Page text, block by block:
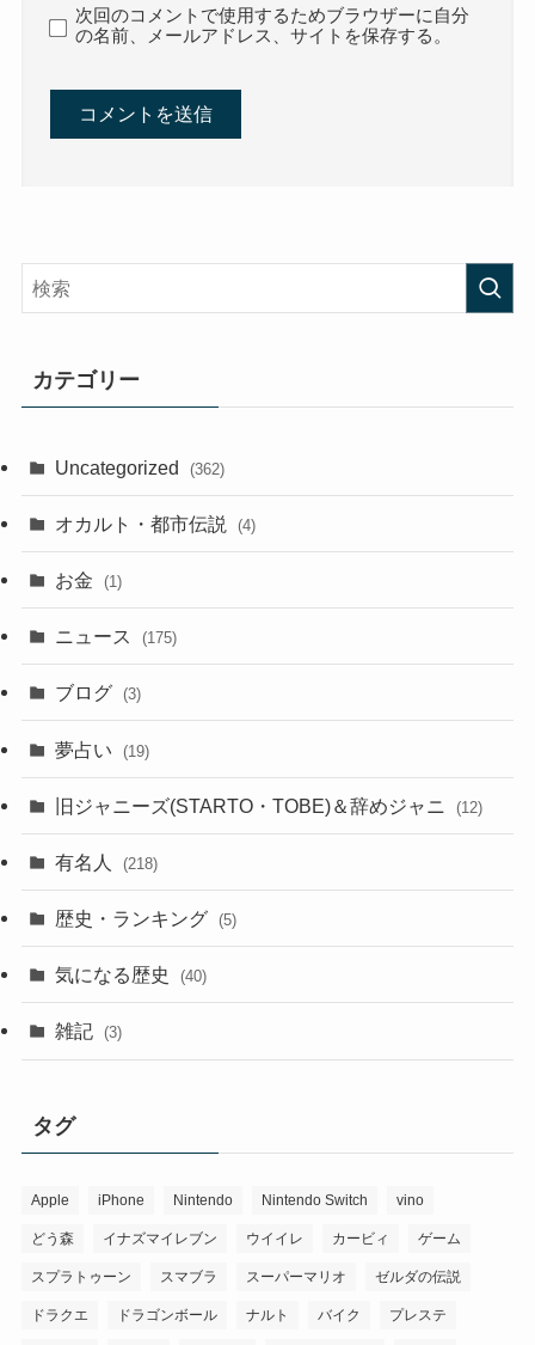
次回のコメントで使用するためブラウザーに自分
の名前、メールアドレス、サイトを保存する。
カテゴリー
Uncategorized (362)
オカルト・都市伝説 (4)
お金 (1)
ニュース (175)
ブログ (3)
夢占い (19)
旧ジャニーズ(STARTO・TOBE)＆辞めジャニ (12)
有名人 (218)
歴史・ランキング (5)
気になる歴史 (40)
雑記 (3)
タグ
Apple iPhone Nintendo Nintendo Switch vino
どう森 イナズマイレブン ウイイレ カービィ ゲーム
スプラトゥーン スマブラ スーパーマリオ ゼルダの伝説
ドラクエ ドラゴンボール ナルト バイク プレステ